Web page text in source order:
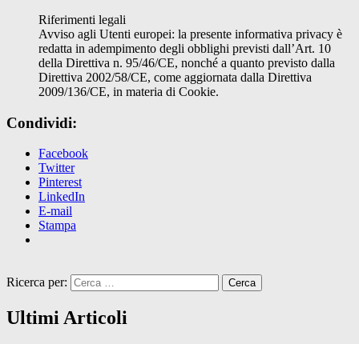
Riferimenti legali
Avviso agli Utenti europei: la presente informativa privacy è
redatta in adempimento degli obblighi previsti dall’Art. 10
della Direttiva n. 95/46/CE, nonché a quanto previsto dalla
Direttiva 2002/58/CE, come aggiornata dalla Direttiva
2009/136/CE, in materia di Cookie.
Condividi:
Facebook
Twitter
Pinterest
LinkedIn
E-mail
Stampa
Ricerca per:
Ultimi Articoli